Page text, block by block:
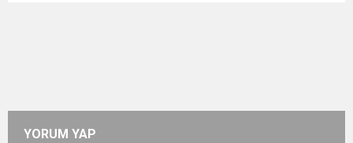
YORUM YAP